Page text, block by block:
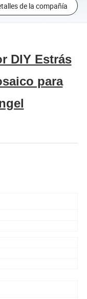
de la compañía
DIY Estrás
para